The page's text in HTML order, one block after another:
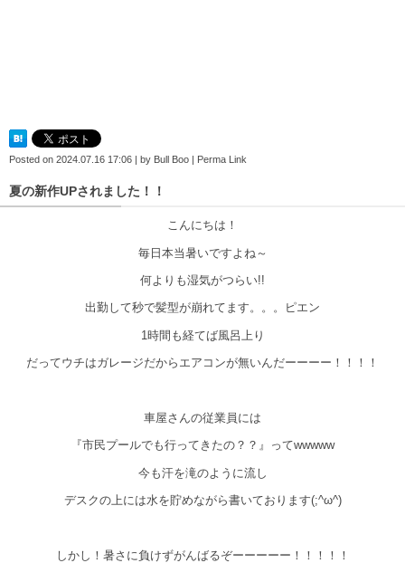
Posted on 2024.07.16 17:06 by Bull Boo Perma Link
夏の新作UPされました！！
こんにちは！
毎日本当暑いですよね～
何よりも湿気がつらい!!
出勤して秒で髪型が崩れてます。。。ピエン
1時間も経てば風呂上り
だってウチはガレージだからエアコンが無いんだーーーー！！！！
車屋さんの従業員には
『市民プールでも行ってきたの？？』ってwwwww
今も汗を滝のように流し
デスクの上には水を貯めながら書いております(;^ω^)
しかし！暑さに負けずがんばるぞーーーーー！！！！！